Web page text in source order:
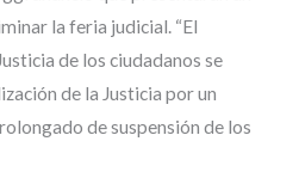
la feria judicial. “El
de los ciudadanos se
de la Justicia por un
de suspensión de los